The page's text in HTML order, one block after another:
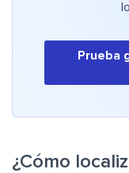
Prueba
¿Cómo